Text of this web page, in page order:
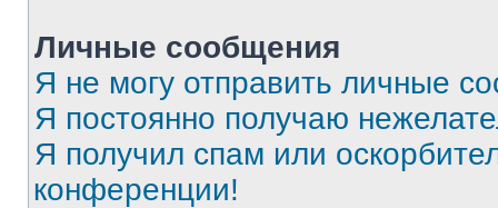
Личные сообщения
Я не могу отправить личные
Я постоянно получаю
Я получил спам или
конференции!